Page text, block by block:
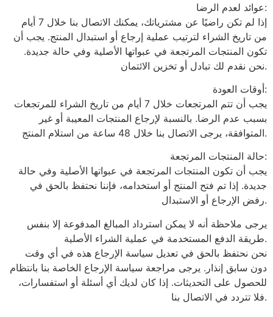
عوائد لعدم الرضا:
إذا لم تكن راضيًا عن مشترياتك، يمكنك الاتصال بنا خلال 7 أيام
من تاريخ الشراء لترتيب عملية إرجاع أو استبدال المنتج. يجب أن
تكون المنتجات المرتجعة في عبواتها الأصلية وفي حالة جديدة.
نحن نقدم لك تبادل أو تخزين الائتمان.
أوقات العودة:
يجب أن تتم المرتجعات خلال 7 أيام من تاريخ الشراء للمرتجعات
بسبب عدم الرضا. بالنسبة لإرجاع المنتجات المعيبة أو غير
المتوافقة، يرجى الاتصال بنا خلال 48 ساعة من استلام المنتج.
حالة المنتجات المرتجعة:
يجب أن تكون المنتجات المرتجعة في عبواتها الأصلية وفي حالة
جديدة. إذا تم فتح المنتج أو استخدامه، فإننا نحتفظ بالحق في
رفض الإرجاع أو الاستبدال.
يرجى ملاحظة أنه لا يمكن استرداد المبالغ المدفوعة إلا بنفس
طريقة الدفع المستخدمة في عملية الشراء الأصلية.
نحن نحتفظ بالحق في تعديل سياسة الإرجاع هذه في أي وقت
دون سابق إنذار. يرجى مراجعة سياسة الإرجاع الخاصة بنا بانتظام
للحصول على التحديثات. إذا كان لديك أي أسئلة أو استفسارات،
فلا تتردد في الاتصال بنا.